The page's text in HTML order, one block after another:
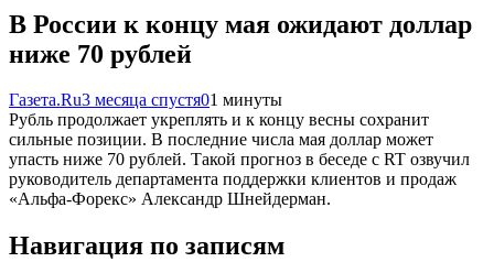
В России к концу мая ожидают доллар
ниже 70 рублей
Газета.Ru3 месяца спустя01 минуты
Рубль продолжает укреплять и к концу весны сохранит
сильные позиции. В последние числа мая доллар может
упасть ниже 70 рублей. Такой прогноз в беседе с RT озвучил
руководитель департамента поддержки клиентов и продаж
«Альфа-Форекс» Александр Шнейдерман.
Навигация по записям